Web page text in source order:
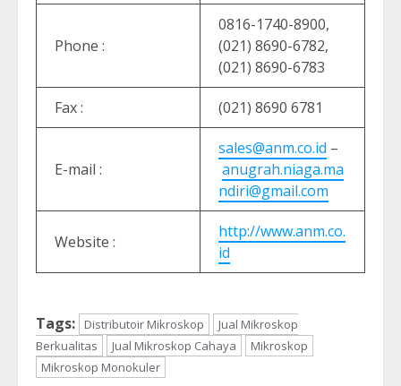
Phone :
0816-1740-8900,
(021) 8690-6782,
(021) 8690-6783
Fax : (021) 8690 6781
E-mail :
sales@anm.co.id –
anugrah.niaga.ma
ndiri@gmail.com
Website :
http://www.anm.co.
id
Tags: Distributoir Mikroskop
Jual Mikroskop
Berkualitas
Jual Mikroskop Cahaya
Mikroskop
Mikroskop Monokuler